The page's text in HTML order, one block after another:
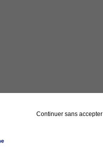
Continuer sans accepter